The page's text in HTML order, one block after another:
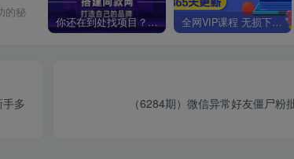
的秘
你还在到处找项目？还在当韭菜？我靠卖项目一个月收入5万+，曾经我也是个失败者。 全网VIP课程 无损下载~
多
（6284期）微信异常好友僵尸粉